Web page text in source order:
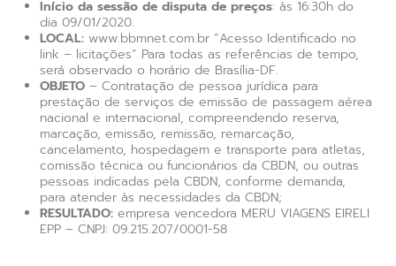
Início da sessão de disputa de preços: às 16:30h do
dia 09/01/2020.
LOCAL: www.bbmnet.com.br “Acesso Identificado no
link – licitações” Para todas as referências de tempo,
será observado o horário de Brasília-DF.
OBJETO – Contratação de pessoa jurídica para
prestação de serviços de emissão de passagem aérea
nacional e internacional, compreendendo reserva,
marcação, emissão, remissão, remarcação,
cancelamento, hospedagem e transporte para atletas,
comissão técnica ou funcionários da CBDN, ou outras
pessoas indicadas pela CBDN, conforme demanda,
para atender às necessidades da CBDN;
RESULTADO: empresa vencedora MERU VIAGENS EIRELI
EPP – CNPJ: 09.215.207/0001-58